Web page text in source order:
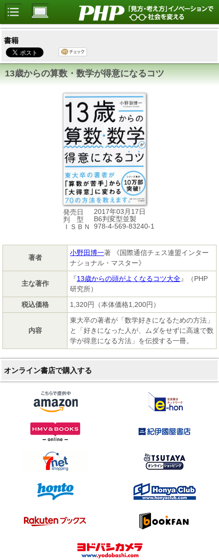
書籍
13歳からの算数・数学が得意になるコツ
発売日
2017年03月17日
判 型
B6判変型並製
ＩＳＢＮ
978-4-569-83240-1
著者
小野田博一著 《国際通信チェス連盟インター
ナショナル・マスター》
主な著作
『13歳からの頭がよくなるコツ大全』（PHP
研究所）
税込価格
1,320円（本体価格1,200円）
内容
東大卒の著者が「数学好きになるための方法」
と「好きになった人が、ムダをせずに高速で数
学が得意になる方法」を伝授する一冊。
オンライン書店で購入する